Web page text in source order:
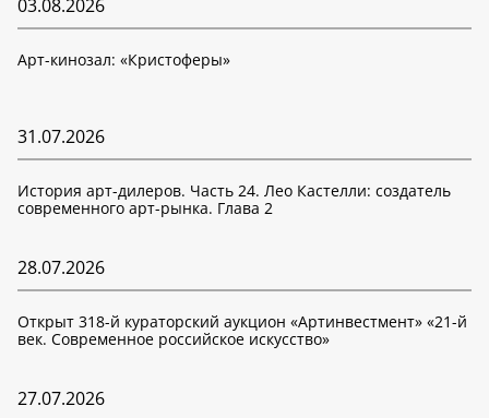
03.08.2026
Арт-кинозал: «Кристоферы»
31.07.2026
История арт-дилеров. Часть 24. Лео Кастелли: создатель
современного арт-рынка. Глава 2
28.07.2026
Открыт 318-й кураторский аукцион «Артинвестмент» «21-й
век. Современное российское искусство»
27.07.2026